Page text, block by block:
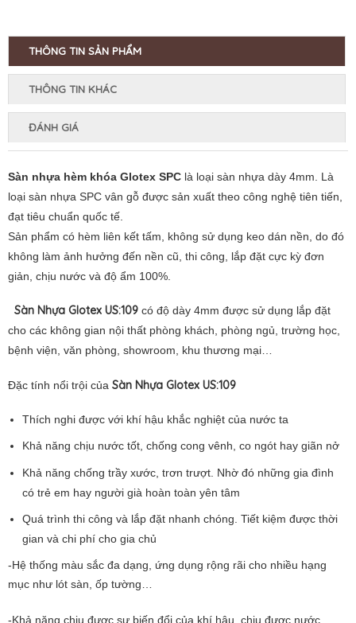
THÔNG TIN SẢN PHẨM
THÔNG TIN KHÁC
ĐÁNH GIÁ
Sàn nhựa hèm khóa Glotex SPC là loại sàn nhựa dày 4mm. Là
loại sàn nhựa SPC vân gỗ được sản xuất theo công nghệ tiên tiến,
đạt tiêu chuẩn quốc tế.
Sản phẩm có hèm liên kết tấm, không sử dụng keo dán nền, do đó
không làm ảnh hưởng đến nền cũ, thi công, lắp đặt cực kỳ đơn
giản, chịu nước và độ ẩm 100%.
Sàn Nhựa Glotex US:109 có độ dày 4mm được sử dụng lắp đặt
cho các không gian nội thất phòng khách, phòng ngủ, trường học,
bệnh viện, văn phòng, showroom, khu thương mại…
Đặc tính nổi trội của Sàn Nhựa Glotex US:109
Thích nghi được với khí hậu khắc nghiệt của nước ta
Khả năng chịu nước tốt, chống cong vênh, co ngót hay giãn nở
Khả năng chống trầy xước, trơn trượt. Nhờ đó những gia đình
có trẻ em hay người già hoàn toàn yên tâm
Quá trình thi công và lắp đặt nhanh chóng. Tiết kiệm được thời
gian và chi phí cho gia chủ
-Hệ thống màu sắc đa dạng, ứng dụng rộng rãi cho nhiều hạng
mục như lót sàn, ốp tường…
-Khả năng chịu được sự biến đổi của khí hậu, chịu được nước,